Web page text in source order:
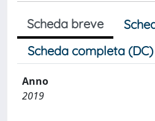
Scheda breve
Scheda completa (DC)
Anno
2019